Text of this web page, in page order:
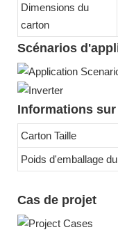
Dimensions du
carton
Scénarios
Informations
Carton Taille
Poids d'emballage
Cas de projet